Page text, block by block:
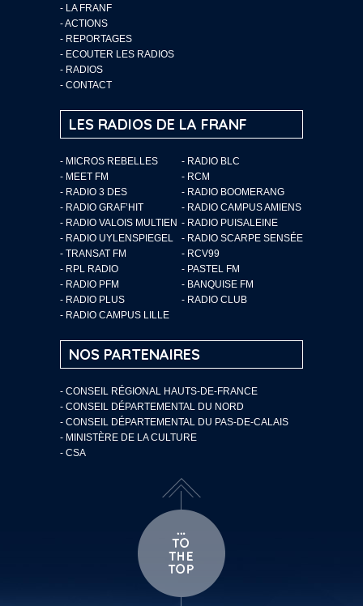
- LA FRANF
-ACTIONS
- REPORTAGES
- ECOUTER LES RADIOS
- RADIOS
- CONTACT
LES RADIOS DE LA FRANF
- MICROS REBELLES
- RADIO BLC
- MEET FM
- RCM
- RADIO 3 DES
- RADIO BOOMERANG
- RADIO GRAF’HIT
- RADIO CAMPUS AMIENS
- RADIO VALOIS MULTIEN - RADIO PUISALEINE
- RADIO UYLENSPIEGEL
- RADIO SCARPE SENSÉE
- TRANSAT FM
- RCV99
- RPL RADIO
- PASTEL FM
- RADIO PFM
- BANQUISE FM
- RADIO PLUS
- RADIO CLUB
- RADIO CAMPUS LILLE
NOS PARTENAIRES
- CONSEIL RÉGIONAL HAUTS-DE-FRANCE
- CONSEIL DÉPARTEMENTAL DU NORD
- CONSEIL DÉPARTEMENTAL DU PAS-DE-CALAIS
- MINISTÈRE DE LA CULTURE
- CSA